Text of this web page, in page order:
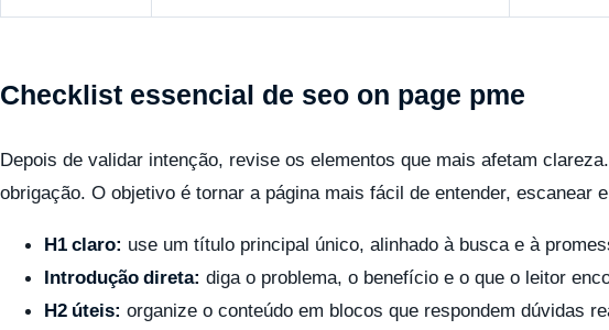
Checklist essencial de seo on page pme
Depois de validar intenção, revise os elementos que mais afetam
obrigação. O objetivo é tornar a página mais fácil de entender, escanear
H1 claro: use um título principal único, alinhado à busca e à
Introdução direta: diga o problema, o benefício e o que o leitor
H2 úteis: organize o conteúdo em blocos que respondem dúvidas